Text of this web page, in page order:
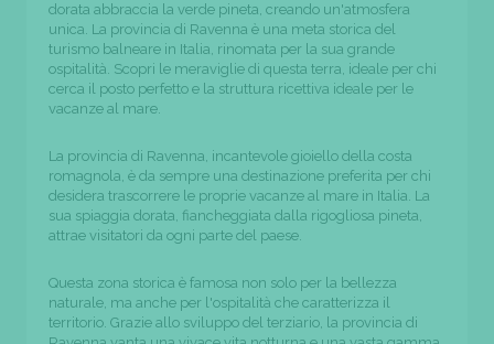
dorata abbraccia la verde pineta, creando un'atmosfera
unica. La provincia di Ravenna è una meta storica del
turismo balneare in Italia, rinomata per la sua grande
ospitalità. Scopri le meraviglie di questa terra, ideale per chi
cerca il posto perfetto e la struttura ricettiva ideale per le
vacanze al mare.
La provincia di Ravenna, incantevole gioiello della costa
romagnola, è da sempre una destinazione preferita per chi
desidera trascorrere le proprie vacanze al mare in Italia. La
sua spiaggia dorata, fiancheggiata dalla rigogliosa pineta,
attrae visitatori da ogni parte del paese.
Questa zona storica è famosa non solo per la bellezza
naturale, ma anche per l'ospitalità che caratterizza il
territorio. Grazie allo sviluppo del terziario, la provincia di